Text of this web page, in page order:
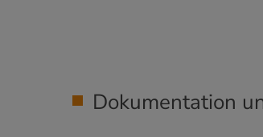
Dokumentation